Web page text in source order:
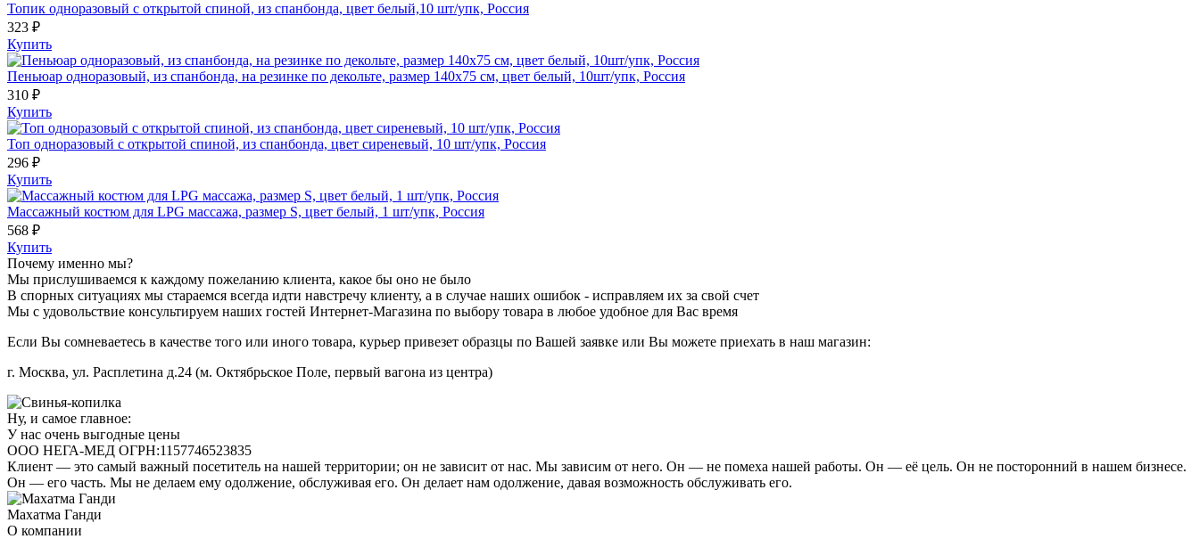
Топик одноразовый с открытой спиной, из спанбонда, цвет белый,10 шт/упк, Россия
323 ₽
Купить
Пеньюар одноразовый, из спанбонда, на резинке по декольте, размер 140х75 см, цвет белый, 10шт/упк, Россия
310 ₽
Купить
Топ одноразовый с открытой спиной, из спанбонда, цвет сиреневый, 10 шт/упк, Россия
296 ₽
Купить
Массажный костюм для LPG массажа, размер S, цвет белый, 1 шт/упк, Россия
568 ₽
Купить
Почему именно мы?
Мы прислушиваемся к каждому пожеланию клиента, какое бы оно не было
В спорных ситуациях мы стараемся всегда идти навстречу клиенту, а в случае наших ошибок - исправляем их за свой счет
Мы с удовольствие консультируем наших гостей Интернет-Магазина по выбору товара в любое удобное для Вас время
Если Вы сомневаетесь в качестве того или иного товара, курьер привезет образцы по Вашей заявке или Вы можете приехать в наш магазин:
г. Москва, ул. Расплетина д.24 (м. Октябрьское Поле, первый вагона из центра)
Ну, и самое главное:
У нас очень выгодные цены
ООО НЕГА-МЕД ОГРН:1157746523835
Клиент — это самый важный посетитель на нашей территории; он не зависит от нас. Мы зависим от него. Он — не помеха нашей работы. Он — её цель. Он не посторонний в нашем бизнесе.
Он — его часть. Мы не делаем ему одолжение, обслуживая его. Он делает нам одолжение, давая возможность обслуживать его.
Махатма Ганди
О компании